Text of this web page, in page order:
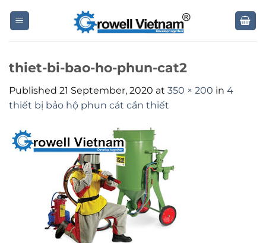
thiet-bi-bao-ho-phun-cat2
Published 21 September, 2020 at 350 × 200 in 4
thiết bị bảo hộ phun cát cần thiết